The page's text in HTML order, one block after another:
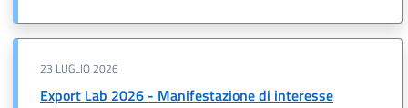
23 LUGLIO 2026
Export Lab 2026 - Manifestazione di interesse